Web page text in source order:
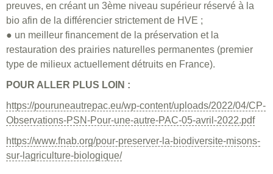
preuves, en créant un 3ème niveau supérieur réservé à la
bio afin de la différencier strictement de HVE ;
● un meilleur financement de la préservation et la
restauration des prairies naturelles permanentes (premier
type de milieux actuellement détruits en France).
POUR ALLER PLUS LOIN :
https://pouruneautrepac.eu/wp-content/uploads/2022/04/CP-
Observations-PSN-Pour-une-autre-PAC-05-avril-2022.pdf
https://www.fnab.org/pour-preserver-la-biodiversite-misons-
sur-lagriculture-biologique/